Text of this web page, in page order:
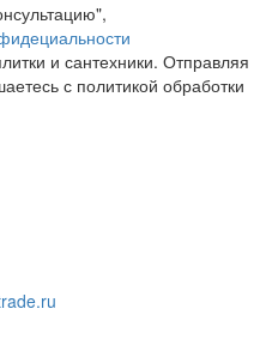
и сантехники. Отправляя
с политикой обработки